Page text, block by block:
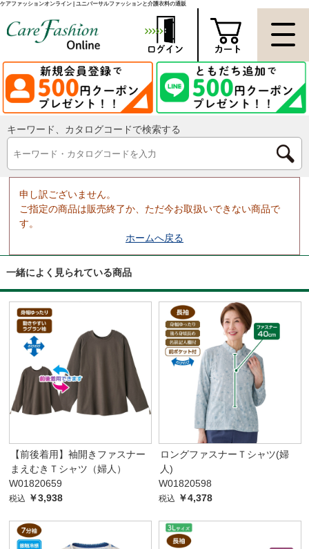
ケアファッションオンライン | ユニバーサルファッションと介護衣料の通販
キーワード、カタログコードで検索する
申し訳ございません。
ご指定の商品は販売終了か、ただ今お取扱いできない商品で
す。
ホームへ戻る
一緒によく見られている商品
【前後着用】袖開きファスナー
まえむきＴシャツ（婦人）
W01820659
税込 ￥3,938
ロングファスナーＴシャツ(婦
人)
W01820598
税込 ￥4,378